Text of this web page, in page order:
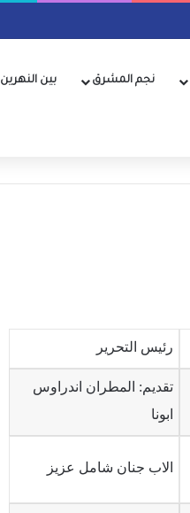
نجم المشرق بين النهرين
رئيس التحرير
تقديم: المطران اندراوس
ابونا
الاب جنان شامل عزيز